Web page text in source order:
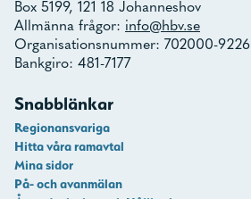
Box 5199, 121 18 Johanneshov
Allmänna frågor: info@hbv.se
Organisationsnummer: 702000-9226
Bankgiro: 481-7177
Snabblänkar
Regionansvariga
Hitta våra ramavtal
Mina sidor
På- och avanmälan